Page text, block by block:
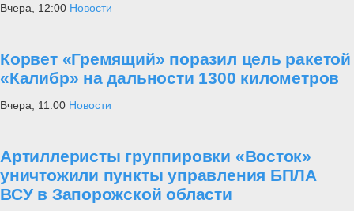
Вчера, 12:00 Новости
Корвет «Гремящий» поразил цель ракетой
«Калибр» на дальности 1300 километров
Вчера, 11:00 Новости
Артиллеристы группировки «Восток»
уничтожили пункты управления БПЛА
ВСУ в Запорожской области